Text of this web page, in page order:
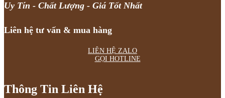
Uy Tín - Chất Lượng - Giá Tốt Nhất
Liên hệ tư vấn & mua hàng
LIÊN HỆ ZALO
GỌI HOTLINE
Thông Tin Liên Hệ